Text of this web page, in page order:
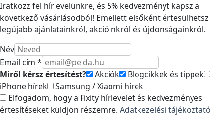
Iratkozz fel hírlevelünkre, és 5% kedvezményt kapsz a
következő vásárlásodból! Emellett elsőként értesülhetsz
legújabb ajánlatainkról, akcióinkról és újdonságainkról.
Név
Email cím *
Miről kérsz értesítést?
Akciók
Blogcikkek és tippek
iPhone hírek
Samsung / Xiaomi hírek
Elfogadom, hogy a Fixity hírlevelet és kedvezményes
értesítéseket küldjön részemre. Adatkezelési tájékoztató